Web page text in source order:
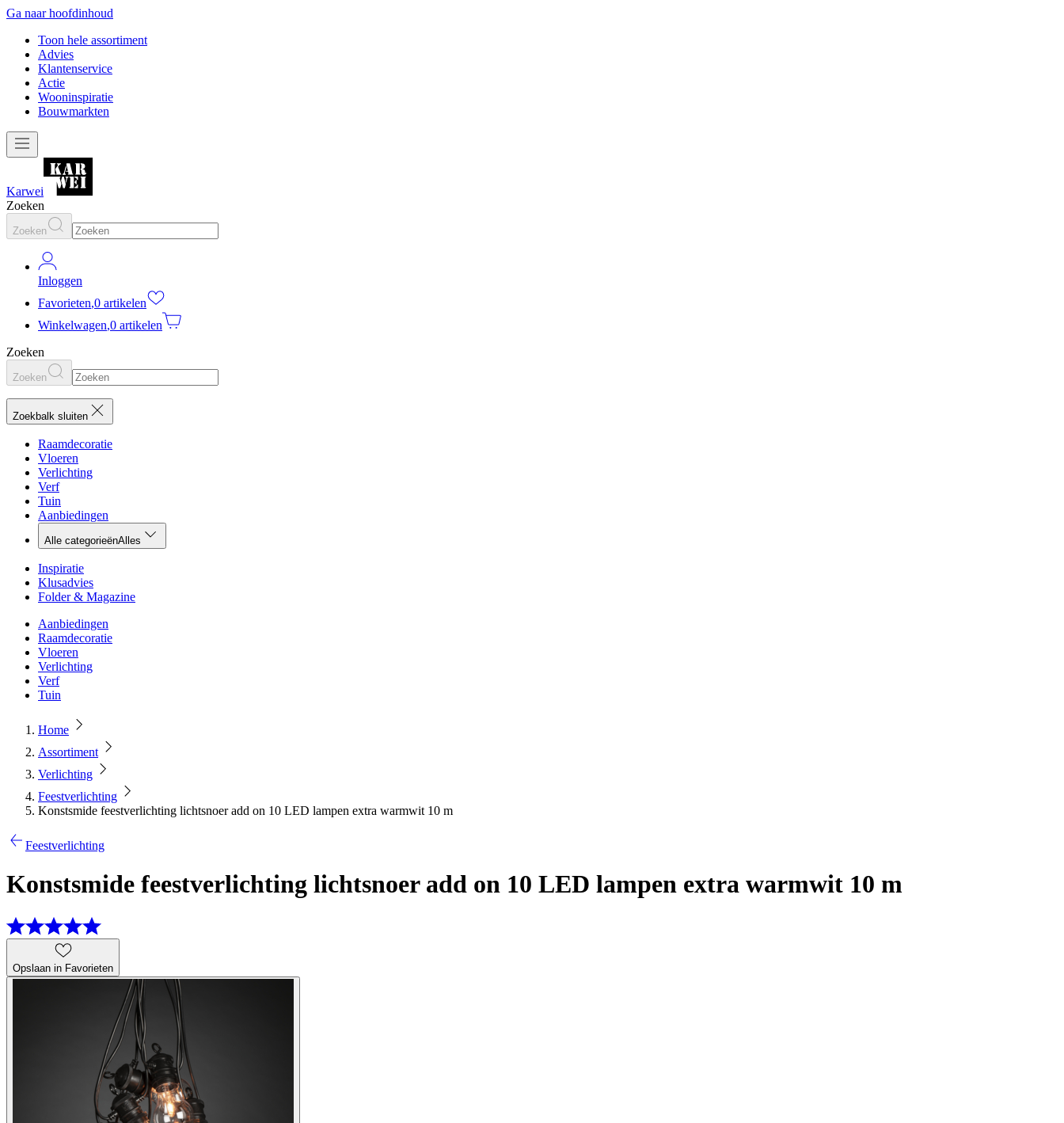
Ga naar hoofdinhoud
Toon hele assortiment
Advies
Klantenservice
Actie
Wooninspiratie
Bouwmarkten
Karwei
Zoeken
Zoeken
Inloggen
Favorieten,0 artikelen
Winkelwagen,0 artikelen
Zoeken
Zoeken
Zoekbalk sluiten
Raamdecoratie
Vloeren
Verlichting
Verf
Tuin
Aanbiedingen
Alle categorieënAlles
Inspiratie
Klusadvies
Folder & Magazine
Aanbiedingen
Raamdecoratie
Vloeren
Verlichting
Verf
Tuin
Home
Assortiment
Verlichting
Feestverlichting
Konstsmide feestverlichting lichtsnoer add on 10 LED lampen extra warmwit 10 m
Feestverlichting
Konstsmide feestverlichting lichtsnoer add on 10 LED lampen extra warmwit 10 m
Opslaan in Favorieten